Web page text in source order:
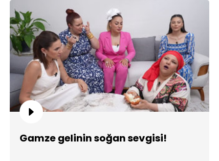
Gamze gelinin soğan sevgisi!